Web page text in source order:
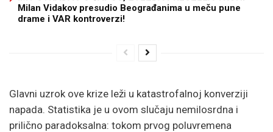
Milan Vidakov presudio Beograđanima u meču pune
drame i VAR kontroverzi!
Glavni uzrok ove krize leži u katastrofalnoj konverziji
napada. Statistika je u ovom slučaju nemilosrdna i
prilično paradoksalna: tokom prvog poluvremena